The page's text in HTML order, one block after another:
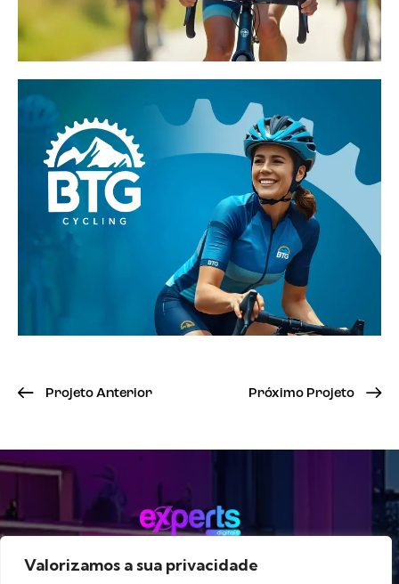
Valorizamos a sua privacidade
Projeto Anterior Próximo Projeto
Método Serviços Portfólio Blog